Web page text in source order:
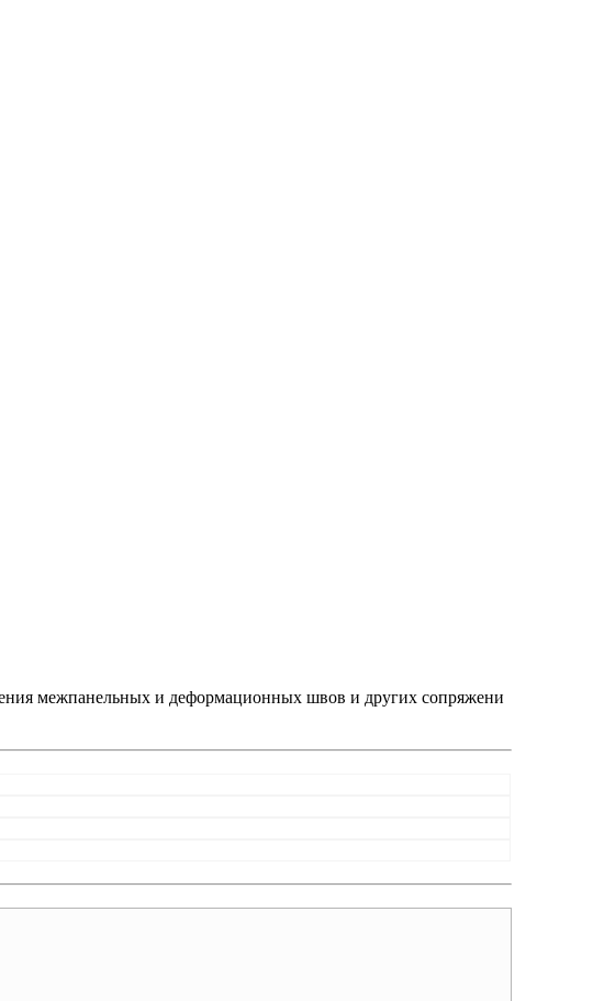
межпанельных и деформационных швов и других сопряжени